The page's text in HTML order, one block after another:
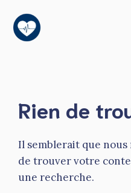
contenu
Rien de
Il semblerait que nous
de trouver votre
une recherche.